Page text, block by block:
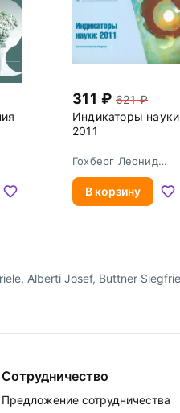
311
621
Индикаторы науки
2011
Гохберг Леонид
Маркович
В корзину
Alberti Josef, Buttner
Сотрудничество
Предложение сотрудничества